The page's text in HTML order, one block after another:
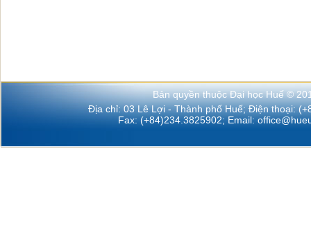
Bản quyền thuộc Đại học Huế ©
Địa chỉ: 03 Lê Lợi - Thành phố Huế; Điện thoại:
Fax: (+84)234.3825902; Email: